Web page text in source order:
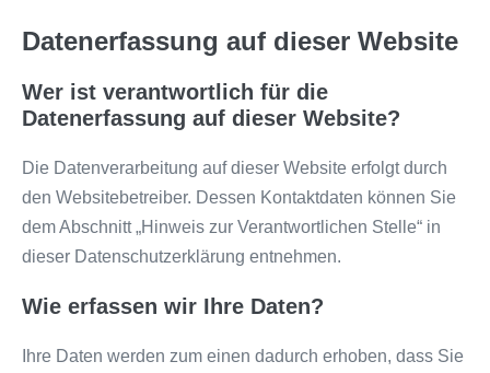
Datenerfassung auf dieser Website
Wer ist verantwortlich für die
Datenerfassung auf dieser Website?
Die Datenverarbeitung auf dieser Website erfolgt durch
den Websitebetreiber. Dessen Kontaktdaten können Sie
dem Abschnitt „Hinweis zur Verantwortlichen Stelle“ in
dieser Datenschutzerklärung entnehmen.
Wie erfassen wir Ihre Daten?
Ihre Daten werden zum einen dadurch erhoben, dass Sie